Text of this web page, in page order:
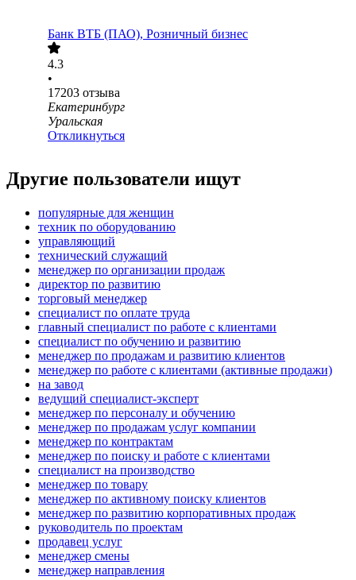
Банк ВТБ (ПАО), Розничный бизнес
4.3
•
17203 отзыва
Екатеринбург
Уральская
Откликнуться
Другие пользователи ищут
популярные для женщин
техник по оборудованию
управляющий
технический служащий
менеджер по организации продаж
директор по развитию
торговый менеджер
специалист по оплате труда
главный специалист по работе с клиентами
специалист по обучению и развитию
менеджер по продажам и развитию клиентов
менеджер по работе с клиентами (активные продажи)
на завод
ведущий специалист-эксперт
менеджер по персоналу и обучению
менеджер по продажам услуг компании
менеджер по контрактам
менеджер по поиску и работе с клиентами
специалист на производство
менеджер по товару
менеджер по активному поиску клиентов
менеджер по развитию корпоративных продаж
руководитель по проектам
продавец услуг
менеджер смены
менеджер направления